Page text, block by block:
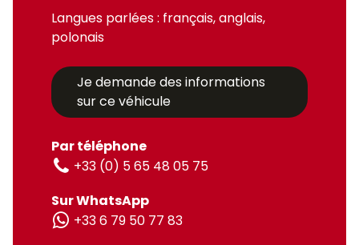
Langues parlées : français, anglais,
polonais
Je demande des informations
sur ce véhicule
Par téléphone
+33 (0) 5 65 48 05 75
Sur WhatsApp
+33 6 79 50 77 83